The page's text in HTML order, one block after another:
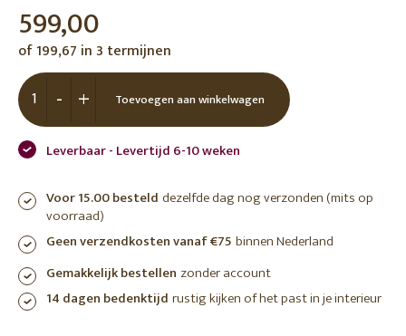
599,00
of 199,67 in 3 termijnen
+
- Toevoegen aan winkelwagen
Leverbaar - Levertijd 6-10 weken
Voor 15.00 besteld dezelfde dag nog verzonden (mits op
voorraad)
Geen verzendkosten vanaf €75 binnen Nederland
Gemakkelijk bestellen zonder account
14 dagen bedenktijd rustig kijken of het past in je interieur